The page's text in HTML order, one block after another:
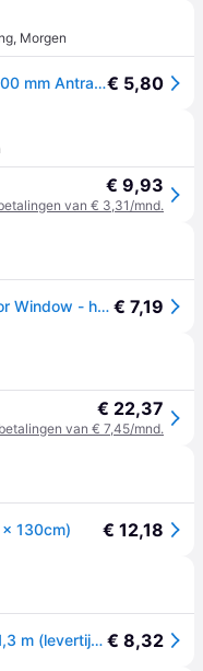
, Morgen
tesa Standard Vliegenhor 1.100 x 1.300 mm Antraciet€ 5,80
€ 9,93
van € 3,31/mnd.
tesa INSECT STOP H&L Fly Screen for Window - hor met klittenband, op maat snijden, zonder boren - 1 net - 110 x 130 cm - antraciet € 7,19
€ 22,37
van € 7,45/mnd.
130cm) € 12,18
TESA Standard raamhor zwart 1,1 x 1,3 m (levertijd 8 werkdagen) € 8,32